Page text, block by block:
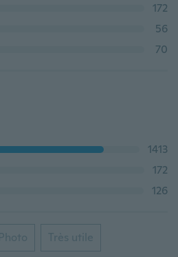
172
56
70
1413
172
126
Photo Très utile